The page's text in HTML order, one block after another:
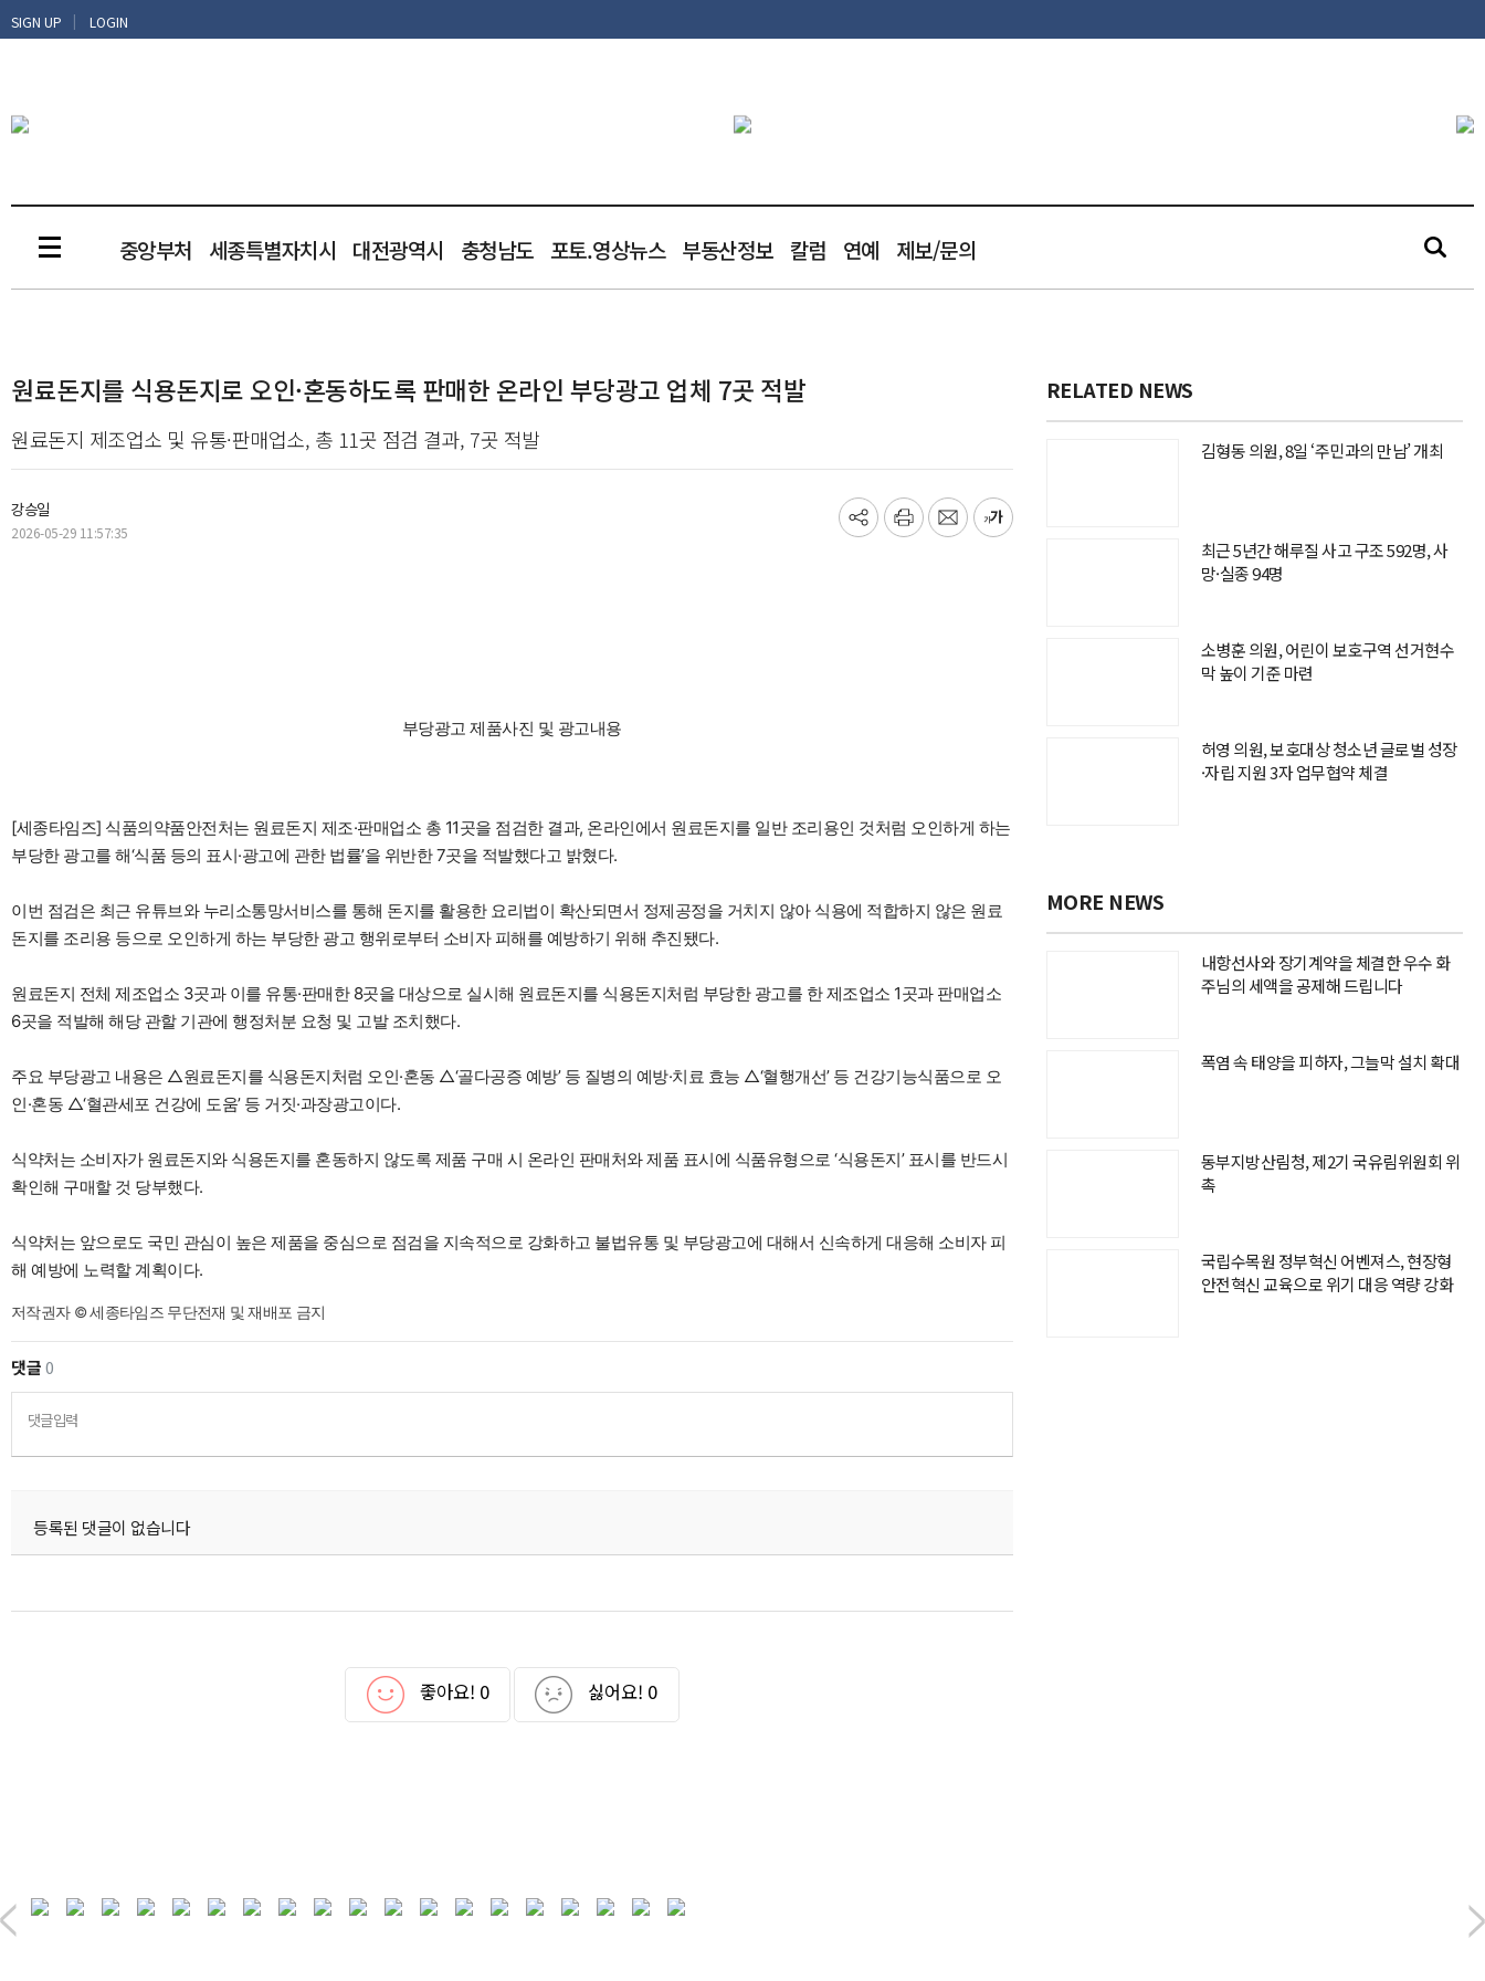
SIGN UP | LOGIN
중앙부처 세종특별자치시 대전광역시 충청남도 포토.영상뉴스 부동산정보 칼럼 연예 제보/문의
원료돈지를 식용돈지로 오인·혼동하도록 판매한 온라인 부당광고 업체 7곳 적발
원료돈지 제조업소 및 유통·판매업소, 총 11곳 점검 결과, 7곳 적발
강승일
2026-05-29 11:57:35
기
프
메
글
부당광고 제품사진 및 광고내용
[세종타임즈] 식품의약품안전처는 원료돈지 제조·판매업소 총 11곳을 점검한 결과, 온라인에서 원료돈지를 일반 조리용인 것처럼 오인하게 하는
부당한 광고를 해‘식품 등의 표시·광고에 관한 법률’을 위반한 7곳을 적발했다고 밝혔다.
이번 점검은 최근 유튜브와 누리소통망서비스를 통해 돈지를 활용한 요리법이 확산되면서 정제공정을 거치지 않아 식용에 적합하지 않은 원료
돈지를 조리용 등으로 오인하게 하는 부당한 광고 행위로부터 소비자 피해를 예방하기 위해 추진됐다.
원료돈지 전체 제조업소 3곳과 이를 유통·판매한 8곳을 대상으로 실시해 원료돈지를 식용돈지처럼 부당한 광고를 한 제조업소 1곳과 판매업소
6곳을 적발해 해당 관할 기관에 행정처분 요청 및 고발 조치했다.
주요 부당광고 내용은 △원료돈지를 식용돈지처럼 오인·혼동 △‘골다공증 예방’ 등 질병의 예방·치료 효능 △‘혈행개선’ 등 건강기능식품으로 오
인·혼동 △‘혈관세포 건강에 도움’ 등 거짓·과장광고이다.
식약처는 소비자가 원료돈지와 식용돈지를 혼동하지 않도록 제품 구매 시 온라인 판매처와 제품 표시에 식품유형으로 ‘식용돈지’ 표시를 반드시
확인해 구매할 것 당부했다.
식약처는 앞으로도 국민 관심이 높은 제품을 중심으로 점검을 지속적으로 강화하고 불법유통 및 부당광고에 대해서 신속하게 대응해 소비자 피
해 예방에 노력할 계획이다.
저작권자 © 세종타임즈 무단전재 및 재배포 금지
댓글0
댓글입력
등록된 댓글이 없습니다
좋아요! 0 싫어요! 0
RELATED NEWS
김형동 의원, 8일 ‘주민과의 만남’ 개최
최근 5년간 해루질 사고 구조 592명, 사
망·실종 94명
소병훈 의원, 어린이 보호구역 선거현수
막 높이 기준 마련
허영 의원, 보호대상 청소년 글로벌 성장
·자립 지원 3자 업무협약 체결
MORE NEWS
내항선사와 장기계약을 체결한 우수 화
주님의 세액을 공제해 드립니다
폭염 속 태양을 피하자, 그늘막 설치 확대
동부지방산림청, 제2기 국유림위원회 위
촉
국립수목원 정부혁신 어벤져스, 현장형
안전혁신 교육으로 위기 대응 역량 강화